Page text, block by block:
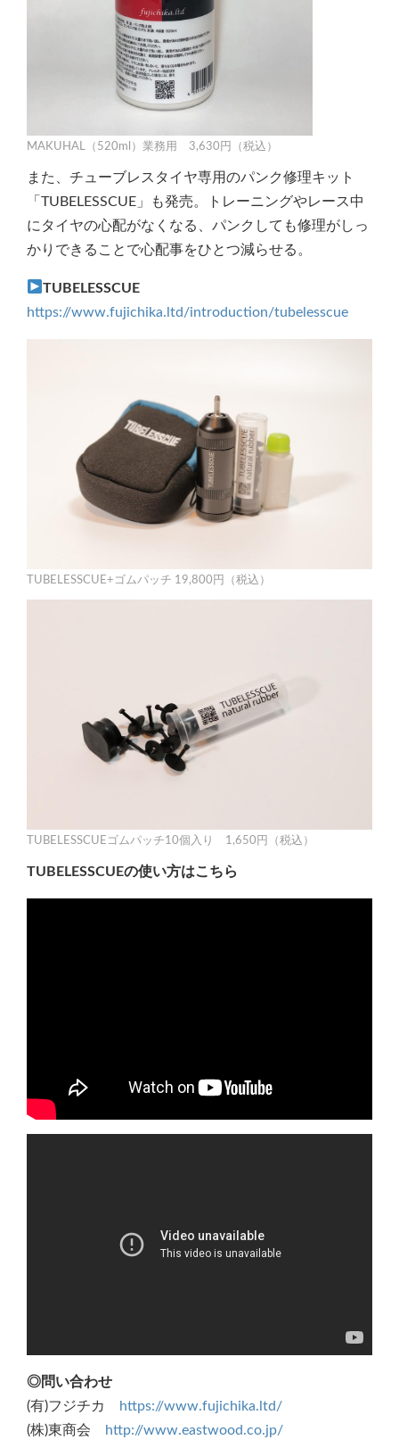
MAKUHAL（520ml）業務用 3,630円（税込）
また、チューブレスタイヤ専用のパンク修理キット
「TUBELESSCUE」も発売。トレーニングやレース中
にタイヤの心配がなくなる、パンクしても修理がしっ
かりできることで心配事をひとつ減らせる。
TUBELESSCUE
https://www.fujichika.ltd/introduction/tubelesscue
TUBELESSCUE+ゴムパッチ 19,800円（税込）
TUBELESSCUEゴムパッチ10個入り 1,650円（税込）
TUBELESSCUEの使い方はこちら
◎問い合わせ
(有)フジチカ https://www.fujichika.ltd/
(株)東商会 http://www.eastwood.co.jp/